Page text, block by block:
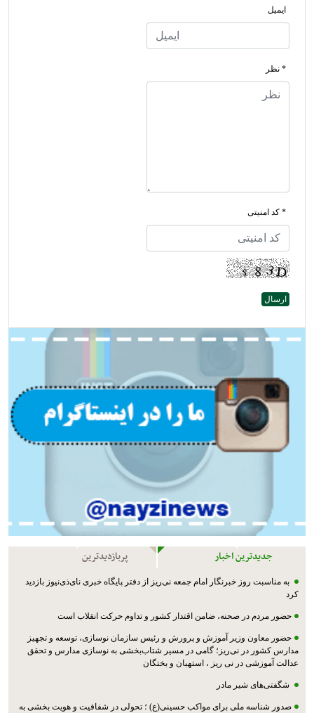
ایمیل
* نظر
* کد امنیتی
جدیدترین اخبار پربازدیدترین
به مناسبت روز خبرنگار امام جمعه نی‌ریز از دفتر پایگاه خبری نای‌ذی‌نیوز بازدید
کرد
حضور مردم در صحنه، ضامن اقتدار کشور و تداوم حرکت انقلاب است
حضور معاون وزیر آموزش و پرورش و رئیس سازمان نوسازی، توسعه و تجهیز
مدارس کشور در نی‌ریز؛ گامی در مسیر شتاب‌بخشی به نوسازی مدارس و تحقق
عدالت آموزشی در نی ریز ، استهبان و بختگان
شگفتی‌های شیر مادر
صدور شناسه ملی برای مواکب حسینی(ع) ؛ تحولی در شفافیت و هویت بخشی به